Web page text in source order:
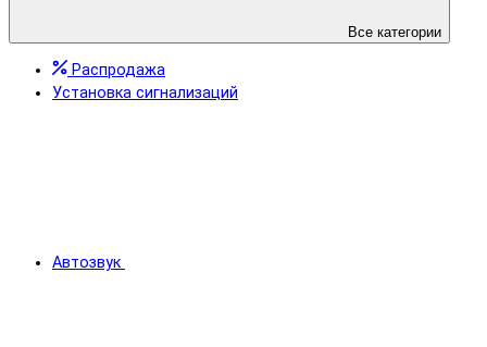
Все категории
Распродажа
Установка сигнализаций
Автозвук